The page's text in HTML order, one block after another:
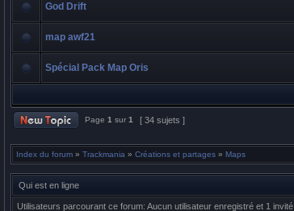
God Drift
map awf21
Spécial Pack Map Oris
Page 1 sur 1 [ 34 sujets ]
Index du forum » Trackmania » Créations et partages » Maps
Qui est en ligne
Utilisateurs parcourant ce forum: Aucun utilisateur enregistré et 1 invité